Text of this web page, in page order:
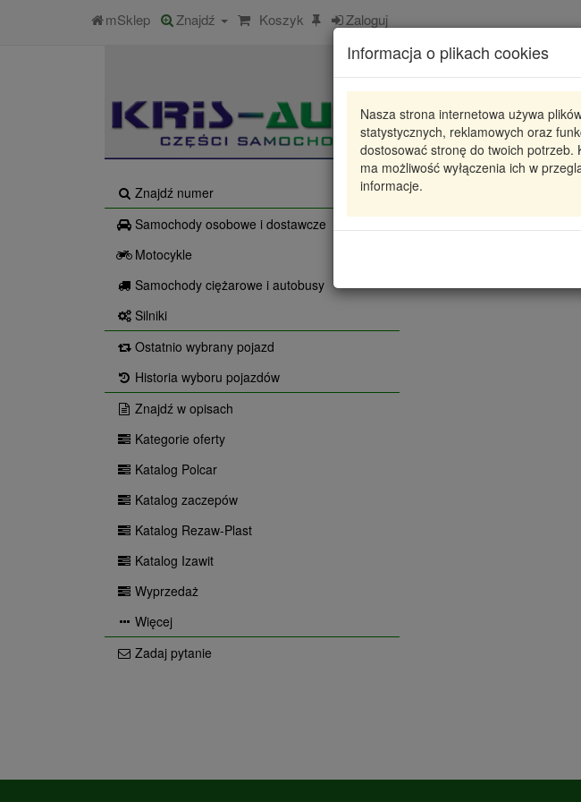
mSklep Znajdź Koszyk Zaloguj
Informacja o plikach cookies
Nasza strona internetowa używa
statystycznych, reklamowych oraz
dostosować stronę do twoich potrzeb.
ma możliwość wyłączenia ich w
informacje.
Znajdź numer
Samochody osobowe i dostawcze
Motocykle
Samochody ciężarowe i autobusy
Silniki
Ostatnio wybrany pojazd
Historia wyboru pojazdów
Znajdź w opisach
Kategorie oferty
Katalog Polcar
Katalog zaczepów
Katalog Rezaw-Plast
Katalog Izawit
Wyprzedaż
Więcej
Zadaj pytanie
Karta
JBC0492
JBC0492 KMK